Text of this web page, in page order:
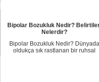
Bipolar Bozukluk Nedir?
Nelerdir?
Bipolar Bozukluk Nedir? Dünyada
oldukça sık rastlanan bir ruhsal